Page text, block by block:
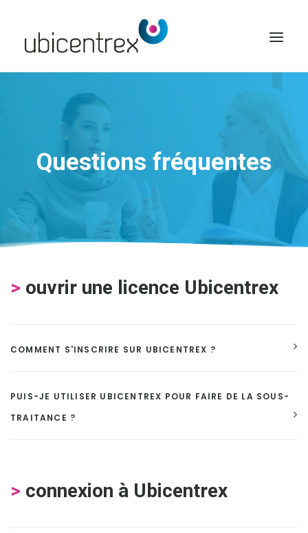
UBICENTREX
NOS SOLUTIONS
TOUTES NOS FONCTIONNALITÉS
CONTACT
ACCÈS CLIENT
Questions fréquentes
> ouvrir une licence Ubicentrex
COMMENT S'INSCRIRE SUR UBICENTREX ?
PUIS-JE UTILISER UBICENTREX POUR FAIRE DE LA SOUS-
TRAITANCE ?
> connexion à Ubicentrex